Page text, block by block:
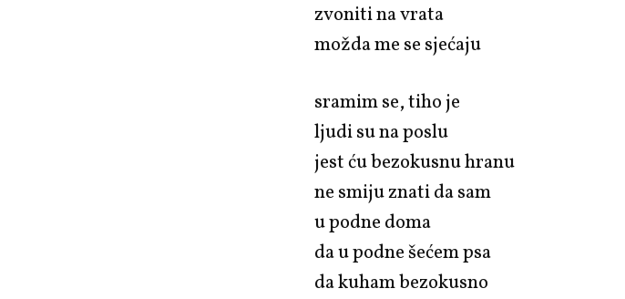
zvoniti na vrata
možda me se sjećaju
sramim se, tiho je
ljudi su na poslu
jest ću bezokusnu hranu
ne smiju znati da sam
u podne doma
da u podne šećem psa
da kuham bezokusno